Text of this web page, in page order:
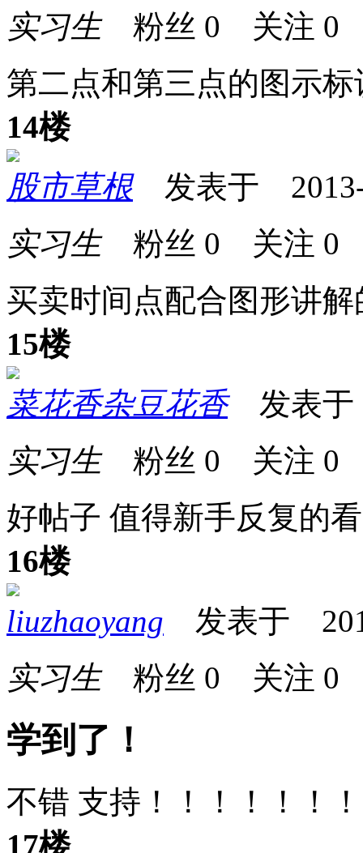
实习生粉丝 0 关注 0
第二点和第三点的图示
14楼
股市草根发表于 2013-
实习生粉丝 0 关注 0
买卖时间点配合图形讲
15楼
菜花香杂豆花香发表于
实习生粉丝 0 关注 0
好帖子 值得新手反复的
16楼
liuzhaoyang 发表于
实习生粉丝 0 关注 0
学到了！
不错 支持！！！！！！！
17楼